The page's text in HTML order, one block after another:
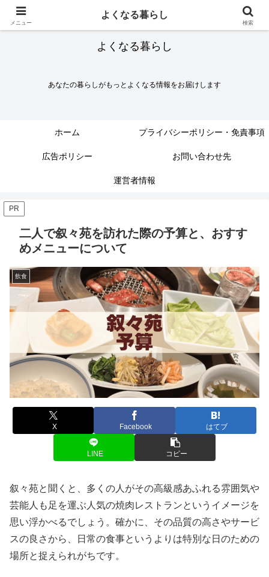
よくなる暮らし
あなたの暮らしがもっとよくなる情報をお届けします
ホーム プライバシーポリシー・免責事項
広告ポリシー お問い合わせ先
運営者情報
PR
二人で叙々苑を訪れた際の予算と、おすす
めメニューについて
飲食
X Facebook はてブ
LINE コピー
叙々苑と聞くと、多くの人がその高級感あふれる雰囲気や
芸能人も足を運ぶ人気の焼肉レストランというイメージを
思い浮かべるでしょう。確かに、その品質の高さやサービ
スの良さから、日常の食事というよりは特別な日のための
場所と捉えられがちです。
メニュー
よくなる暮らし
検索